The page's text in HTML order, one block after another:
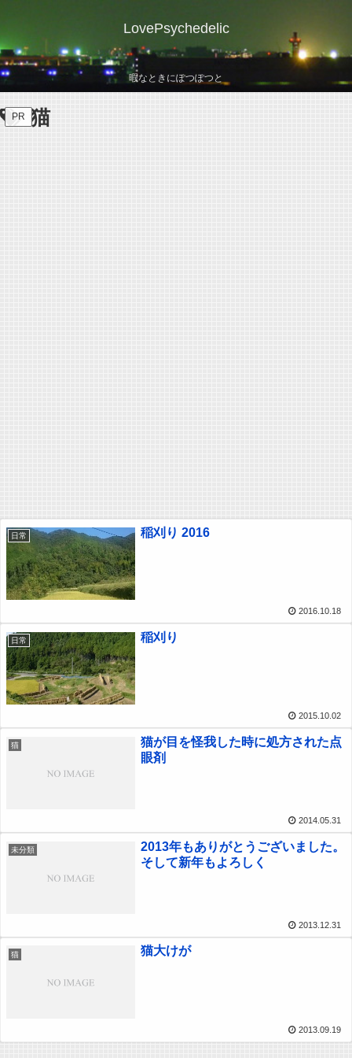
LovePsychedelic
暇なときにぽつぽつと
PR 猫
日常 稲刈り 2016
2016.10.18
日常 稲刈り
2015.10.02
猫
猫が目を怪我した時に処方された点
眼剤
2014.05.31
未分類
2013年もありがとうございました。
そして新年もよろしく
2013.12.31
猫 猫大けが
2013.09.19